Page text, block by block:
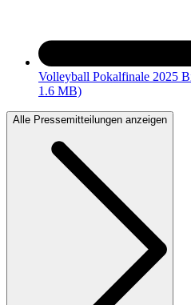
Volleyball Pokalfinale 2025
1.6 MB)
Alle Pressemitteilungen anzeigen